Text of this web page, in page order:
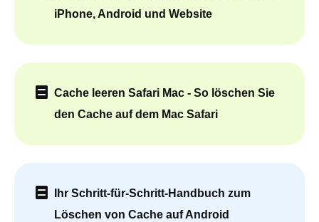
iPhone, Android und Website
Cache leeren Safari Mac - So löschen Sie
den Cache auf dem Mac Safari
Ihr Schritt-für-Schritt-Handbuch zum
Löschen von Cache auf Android